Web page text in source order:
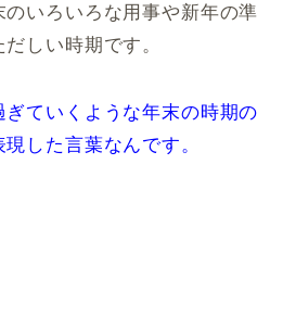
いろいろな用事や新年の準
しい時期です。
ぎていくような年末の時期の
した言葉なんです。